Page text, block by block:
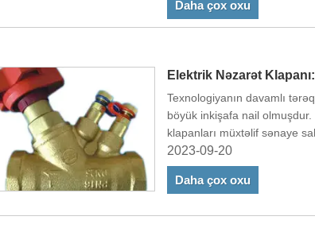
Daha çox oxu
Elektrik Nəzarət
Texnologiyanın davamlı
böyük inkişafa nail
klapanları müxtəlif sənaye
proseslərinin sabitliyinə və
2023-09-20
Daha çox oxu